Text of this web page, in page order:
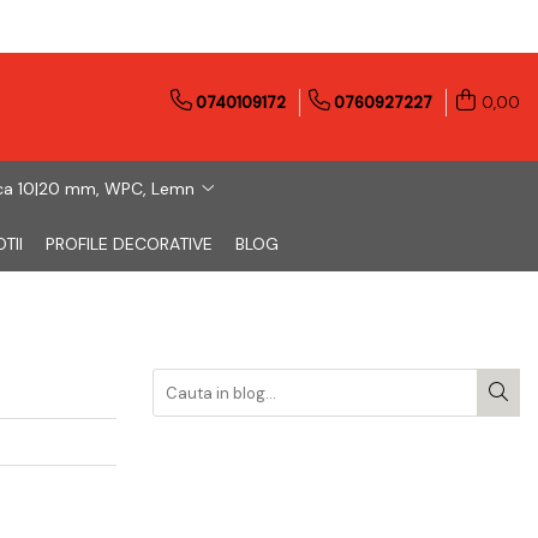
0740109172 0760927227 0,00
10|20 mm, WPC, Lemn
PROFILE DECORATIVE BLOG